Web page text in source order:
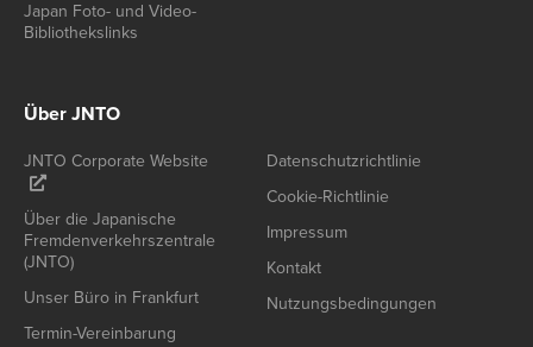
Japan Foto- und Video-
Bibliothekslinks
Über JNTO
JNTO Corporate Website
Über die Japanische
Fremdenverkehrszentrale
(JNTO)
Unser Büro in Frankfurt
Termin-Vereinbarung
Datenschutzrichtlinie
Cookie-Richtlinie
Impressum
Kontakt
Nutzungsbedingungen